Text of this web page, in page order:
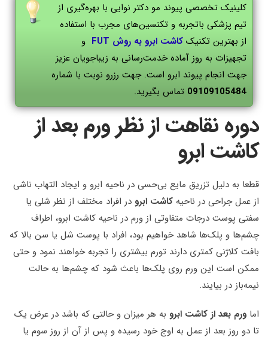
کلینیک تخصصی پیوند مو دکتر نوایی با بهره‌گیری از
تیم پزشکی باتجربه و تکنسین‌های مجرب با استفاده
از بهترین تکنیک کاشت ابرو به روش FUT
و
تجهیزات به روز آماده خدمت‌رسانی به زیباجویان عزیز
جهت انجام پیوند ابرو است. جهت رزرو نوبت با شماره
09109105484 تماس بگیرید.
دوره نقاهت از نظر ورم بعد از
کاشت ابرو
قطعا به دلیل تزریق مایع بی‌حسی در ناحیه ابرو و ایجاد التهاب ناشی
از عمل جراحی در ناحیه کاشت ابرو در افراد مختلف از نظر شلی یا
سفتی پوست درجات متفاوتی از ورم در ناحیه کاشت ابرو، اطراف
چشم‌ها و پلک‌ها شاهد خواهیم بود، افراد با پوست شل یا سن بالا که
بافت کلاژنی کمتری دارند تورم بیشتری را تجربه خواهند نمود و حتی
ممکن است این ورم روی پلک‌ها باعث شود که چشم‌ها به حالت
نیمه‌باز در بیایند.
اما ورم بعد از کاشت ابرو به هر میزان و حالتی که باشد در عرض یک
تا دو روز بعد از عمل به اوج خود رسیده و پس از آن از روز سوم یا